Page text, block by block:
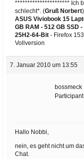
********************** Ich
schlecht*. (Gruß Norbert
ASUS Viviobook 15
GB RAM - 512 GB SSD
25H2-64-Bit- Firefox
Vollversion
7. Januar 2010 um 13:55
bossmeck
Participant
Hallo Nobbi,
nein, es geht nicht um
Chat.